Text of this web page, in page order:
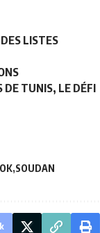
LISTES
DE TUNIS, LE DÉFI
SOUDAN